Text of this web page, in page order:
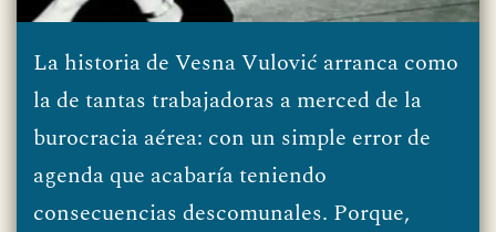
La historia de Vesna Vulović arranca como
la de tantas trabajadoras a merced de la
burocracia aérea: con un simple error de
agenda que acabaría teniendo
consecuencias descomunales. Porque,